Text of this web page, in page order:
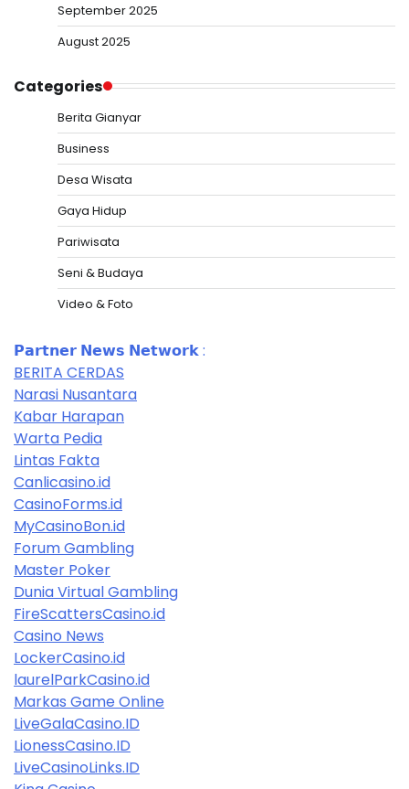
September 2025
August 2025
Categories
Berita Gianyar
Business
Desa Wisata
Gaya Hidup
Pariwisata
Seni & Budaya
Video & Foto
𝗣𝗮𝗿𝘁𝗻𝗲𝗿 𝗡𝗲𝘄𝘀 𝗡𝗲𝘁𝘄𝗼𝗿𝗸 :
BERITA CERDAS
Narasi Nusantara
Kabar Harapan
Warta Pedia
Lintas Fakta
Canlicasino.id
CasinoForms.id
MyCasinoBon.id
Forum Gambling
Master Poker
Dunia Virtual Gambling
FireScattersCasino.id
Casino News
LockerCasino.id
laurelParkCasino.id
Markas Game Online
LiveGalaCasino.ID
LionessCasino.ID
LiveCasinoLinks.ID